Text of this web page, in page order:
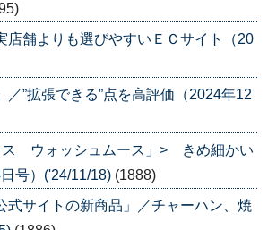
店舗よりも選びやすいＥＣサイト（20
”拡張できる”点を高評価（2024年12
ス ウォッシュムース」> きめ細かい
号）('24/11/18) (1888)
サイトの新商品」／チャーハン、焼